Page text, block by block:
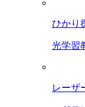
ひかり
光学習
レーザ